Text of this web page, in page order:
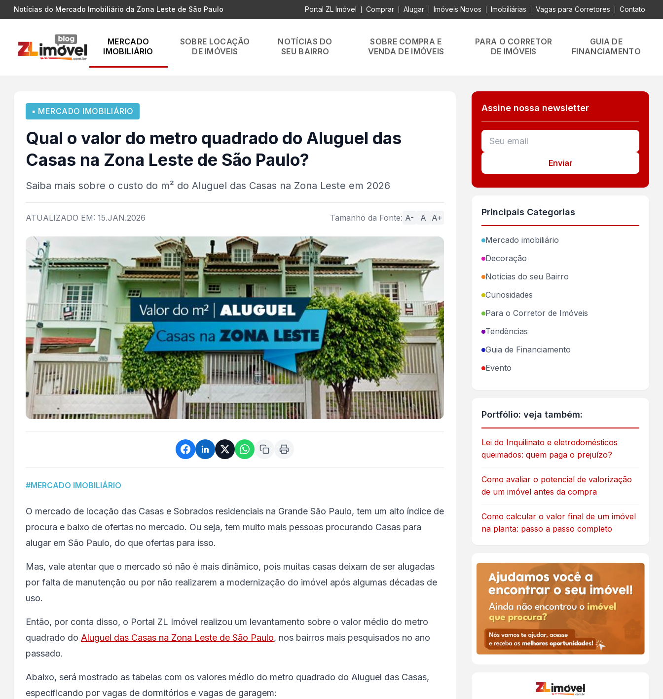
Notícias do Mercado Imobiliário da Zona Leste de São Paulo Portal ZL Imóvel Comprar Alugar Imóveis Novos Imobiliárias Vagas para Corretores Contato
MERCADO
IMOBILIÁRIO
SOBRE LOCAÇÃO
DE IMÓVEIS
NOTÍCIAS DO
SEU BAIRRO
SOBRE COMPRA E
VENDA DE IMÓVEIS
PARA O CORRETOR
DE IMÓVEIS
GUIA DE
FINANCIAMENTO
▪ MERCADO IMOBILIÁRIO
Qual o valor do metro quadrado do Aluguel das
Casas na Zona Leste de São Paulo?
Saiba mais sobre o custo do m² do Aluguel das Casas na Zona Leste em 2026
ATUALIZADO EM: 15.JAN.2026 Tamanho da Fonte: A- A A+
#MERCADO IMOBILIÁRIO
O mercado de locação das Casas e Sobrados residenciais na Grande São Paulo, tem um alto índice de
procura e baixo de ofertas no mercado. Ou seja, tem muito mais pessoas procurando Casas para
alugar em São Paulo, do que ofertas para isso.
Mas, vale atentar que o mercado só não é mais dinâmico, pois muitas casas deixam de ser alugadas
por falta de manutenção ou por não realizarem a modernização do imóvel após algumas décadas de
uso.
Então, por conta disso, o Portal ZL Imóvel realizou um levantamento sobre o valor médio do metro
quadrado do Aluguel das Casas na Zona Leste de São Paulo, nos bairros mais pesquisados no ano
passado.
Abaixo, será mostrado as tabelas com os valores médio do metro quadrado do Aluguel das Casas,
especificando por vagas de dormitórios e vagas de garagem:
Assine nossa newsletter
Enviar
Principais Categorias
Mercado imobiliário
Decoração
Notícias do seu Bairro
Curiosidades
Para o Corretor de Imóveis
Tendências
Guia de Financiamento
Evento
Portfólio: veja também:
Lei do Inquilinato e eletrodomésticos
queimados: quem paga o prejuízo?
Como avaliar o potencial de valorização
de um imóvel antes da compra
Como calcular o valor final de um imóvel
na planta: passo a passo completo